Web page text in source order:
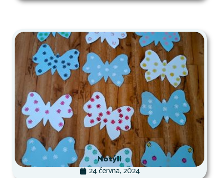
Motýli
24 června, 2024